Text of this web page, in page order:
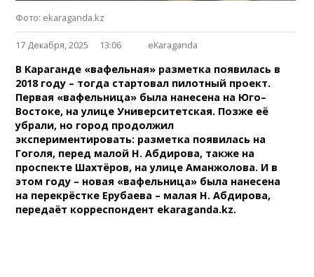
Фото: ekaraganda.kz
17 Декабря, 2025 13:06 eKaraganda
В Караганде «вафельная» разметка появилась в
2018 году – тогда стартовал пилотный проект.
Первая «вафельница» была нанесена на Юго–
Востоке, на улице Университетская. Позже её
убрали, но город продолжил
экспериментировать: разметка появилась на
Гоголя, перед малой Н. Абдирова, также на
проспекте Шахтёров, на улице Аманжолова. И в
этом году – новая «вафельница» была нанесена
на перекрёстке Ерубаева – малая Н. Абдирова,
передаёт корреспондент ekaraganda.kz.